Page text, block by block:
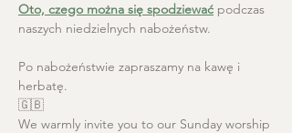
Oto, czego można się spodziewać podczas
naszych niedzielnych nabożeństw.
Po nabożeństwie zapraszamy na kawę i
herbatę.
🇬🇧
We warmly invite you to our Sunday worship